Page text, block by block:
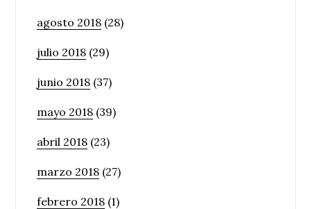
agosto 2018 (28)
julio 2018 (29)
junio 2018 (37)
mayo 2018 (39)
abril 2018 (23)
marzo 2018 (27)
febrero 2018 (1)